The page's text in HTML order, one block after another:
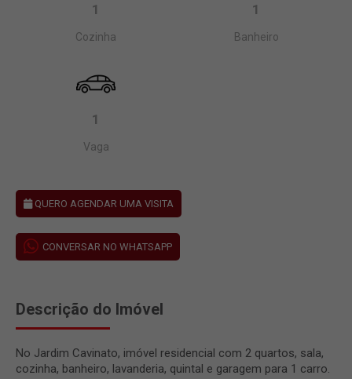
1
Cozinha
1
Banheiro
1
Vaga
QUERO AGENDAR UMA VISITA
CONVERSAR NO WHATSAPP
Descrição do Imóvel
No Jardim Cavinato, imóvel residencial com 2 quartos, sala,
cozinha, banheiro, lavanderia, quintal e garagem para 1 carro.